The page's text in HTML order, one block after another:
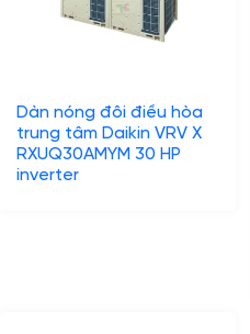
Dàn nóng đôi điều hòa
trung tâm Daikin VRV X
RXUQ30AMYM 30 HP
inverter